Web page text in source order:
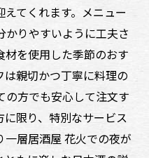
てくれます。メニュー
かりやすいように工夫さ
材を使用した季節のおす
親切かつ丁寧に料理の
の方でも安心して注文す
限り、特別なサービス
層居酒屋 花火での夜が